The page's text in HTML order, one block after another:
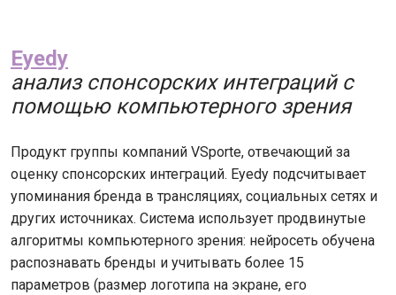
Eyedy
анализ спонсорских интеграций с
помощью компьютерного зрения
Продукт группы компаний VSporte, отвечающий за
оценку спонсорских интеграций. Eyedy подсчитывает
упоминания бренда в трансляциях, социальных сетях и
других источниках. Система использует продвинутые
алгоритмы компьютерного зрения: нейросеть обучена
распознавать бренды и учитывать более 15
параметров (размер логотипа на экране, его